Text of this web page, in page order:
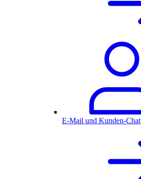
E-Mail und Kunden-Chat